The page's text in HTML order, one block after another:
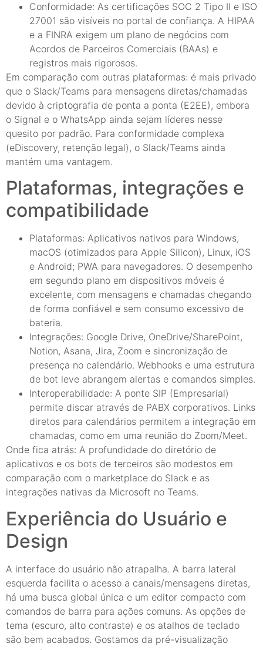
Conformidade: As certificações SOC 2 Tipo II e ISO
27001 são visíveis no portal de confiança. A HIPAA
e a FINRA exigem um plano de negócios com
Acordos de Parceiros Comerciais (BAAs) e
registros mais rigorosos.
Em comparação com outras plataformas: é mais privado
que o Slack/Teams para mensagens diretas/chamadas
devido à criptografia de ponta a ponta (E2EE), embora
o Signal e o WhatsApp ainda sejam líderes nesse
quesito por padrão. Para conformidade complexa
(eDiscovery, retenção legal), o Slack/Teams ainda
mantém uma vantagem.
Plataformas, integrações e
compatibilidade
Plataformas: Aplicativos nativos para Windows,
macOS (otimizados para Apple Silicon), Linux, iOS
e Android; PWA para navegadores. O desempenho
em segundo plano em dispositivos móveis é
excelente, com mensagens e chamadas chegando
de forma confiável e sem consumo excessivo de
bateria.
Integrações: Google Drive, OneDrive/SharePoint,
Notion, Asana, Jira, Zoom e sincronização de
presença no calendário. Webhooks e uma estrutura
de bot leve abrangem alertas e comandos simples.
Interoperabilidade: A ponte SIP (Empresarial)
permite discar através de PABX corporativos. Links
diretos para calendários permitem a integração em
chamadas, como em uma reunião do Zoom/Meet.
Onde fica atrás: A profundidade do diretório de
aplicativos e os bots de terceiros são modestos em
comparação com o marketplace do Slack e as
integrações nativas da Microsoft no Teams.
Experiência do Usuário e
Design
A interface do usuário não atrapalha. A barra lateral
esquerda facilita o acesso a canais/mensagens diretas,
há uma busca global única e um editor compacto com
comandos de barra para ações comuns. As opções de
tema (escuro, alto contraste) e os atalhos de teclado
são bem acabados. Gostamos da pré-visualização